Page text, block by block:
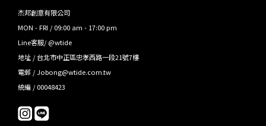
杰邦創意有限公司
MON - FRI / 09:00 am - 17:00 pm
Line客服/ @wtide
地址 / 台北市中正區忠孝西路一段21號7樓
電郵 / Jobong@wtide.com.tw
統編 / 00048423